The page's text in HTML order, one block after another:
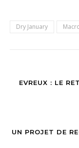
Dry January
EVREUX : LE
UN PROJET DE